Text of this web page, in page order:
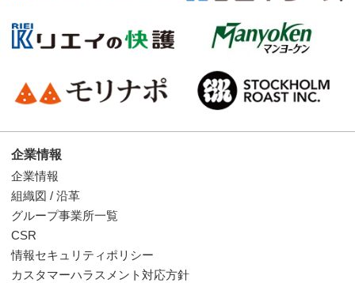
企業情報
企業情報
組織図 / 沿革
グループ事業所一覧
CSR
情報セキュリティポリシー
カスタマーハラスメント対応方針